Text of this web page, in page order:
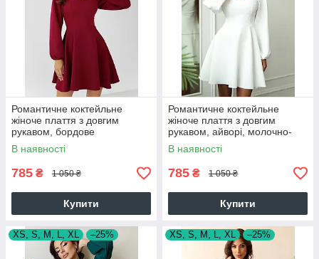
Романтичне коктейльне
жіноче плаття з довгим
рукавом, бордове
В наявності
785 ₴ 1 050 ₴
Купити
Романтичне коктейльне
жіноче плаття з довгим
рукавом, айворі, молочно-
біле
В наявності
785 ₴ 1 050 ₴
Купити
XS, S, M, L, XL –25% XS, S, M, L, XL –25%